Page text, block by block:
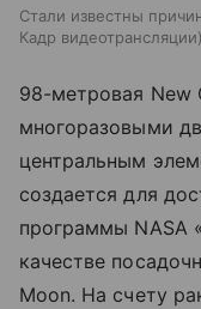
Стали известны
Кадр видеотрансляции
98-метровая New
многоразовыми
центральным
создается для
программы NASA
качестве
Moon. На счету